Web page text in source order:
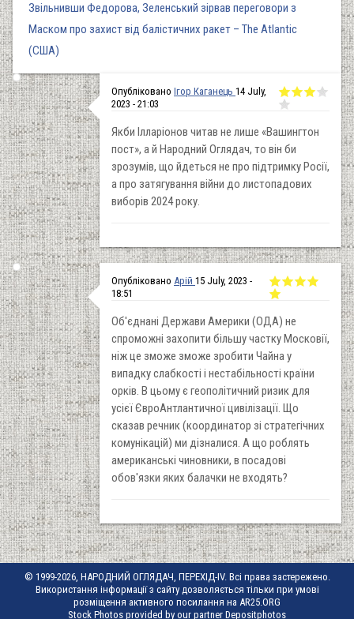
Звільнивши Федорова, Зеленський зірвав переговори з
Маском про захист від балістичних ракет – The Atlantic
(США)
Опубліковано Ігор Каганець 14 July,
2023 - 21:03
Якби Ілларіонов читав не лише «Вашингтон
пост», а й Народний Оглядач, то він би
зрозумів, що йдеться не про підтримку Росії,
а про затягування війни до листопадових
виборів 2024 року.
Опубліковано Арій 15 July, 2023 -
18:51
Об'єднані Держави Америки (ОДА) не
спроможні захопити більшу частку Московії,
ніж це зможе зможе зробити Чайна у
випадку слабкості і нестабільності країни
орків. В цьому є геополітичний ризик для
усієї ЄвроАнтлантичної цивілізації. Що
сказав речник (координатор зі стратегічних
комунікацій) ми дізналися. А що роблять
американські чиновники, в посадові
обов'язки яких балачки не входять?
© 1999-2026, НАРОДНИЙ ОГЛЯДАЧ, ПЕРЕХІД-IV. Всі права застережено.
Використання інформації з сайту дозволяється тільки при умові
розміщення активного посилання на AR25.ORG
Stock Photos provided by our partner Depositphotos